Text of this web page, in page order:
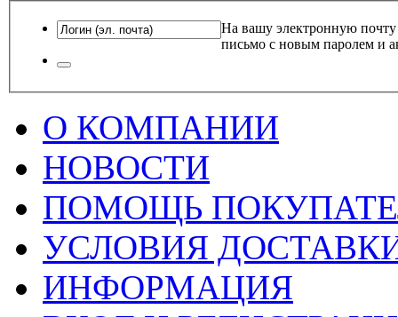
На вашу электронную почту
письмо с новым паролем и
О КОМПАНИИ
НОВОСТИ
ПОМОЩЬ
УСЛОВИЯ
ИНФОРМАЦИЯ